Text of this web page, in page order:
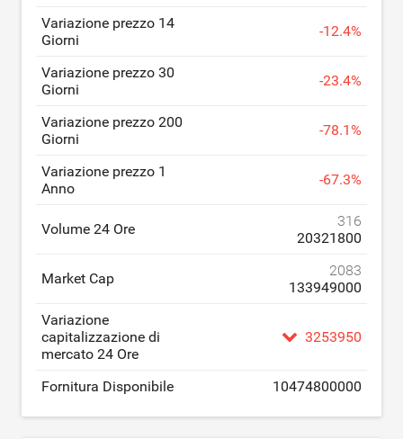
Variazione prezzo 14
Giorni
-12.4%
Variazione prezzo 30
Giorni
-23.4%
Variazione prezzo 200
Giorni
-78.1%
Variazione prezzo 1
Anno
-67.3%
Volume 24 Ore
316
20321800
Market Cap
2083
133949000
Variazione
capitalizzazione di
mercato 24 Ore
3253950
Fornitura Disponibile 10474800000